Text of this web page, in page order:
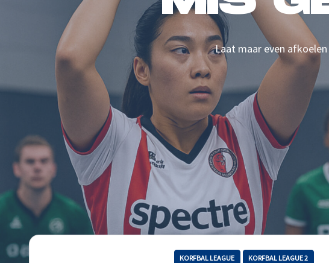
Laat maar even
KORFBAL LEAGUE KORFBAL LEAGUE 2